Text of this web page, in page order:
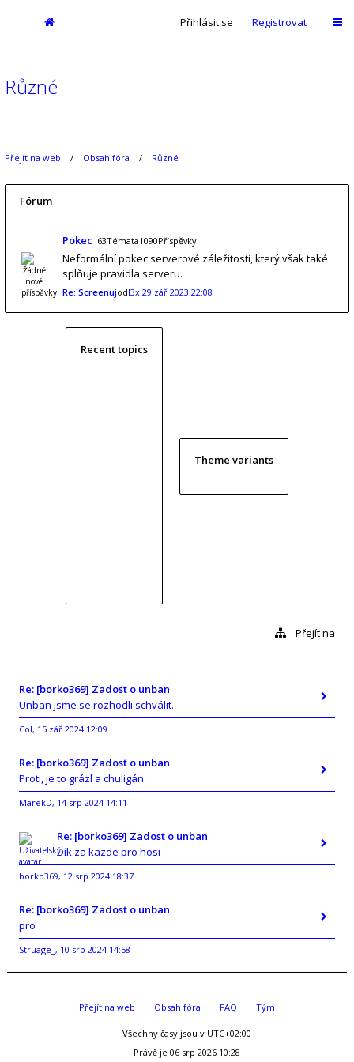
Přihlásit se Registrovat
Různé
Přejít na web Obsah fóra Různé
Fórum
Pokec 63Témata1090Příspěvky
Neformální pokec serverové záležitosti, který však také
splňuje pravidla serveru.
Re: Screenujodl3x 29 zář 2023 22:08
Recent topics
Theme variants
Přejít na
Re: [borko369] Zadost o unban
Unban jsme se rozhodli schválit.
Col, 15 zář 2024 12:09
Re: [borko369] Zadost o unban
Proti, je to grázl a chuligán
MarekD, 14 srp 2024 14:11
Re: [borko369] Zadost o unban
Dík za kazde pro hosi
borko369, 12 srp 2024 18:37
Re: [borko369] Zadost o unban
pro
Struage_ , 10 srp 2024 14:58
Přejít na web Obsah fóra FAQ Tým
Všechny časy jsou v UTC+02:00
Právě je 06 srp 2026 10:28